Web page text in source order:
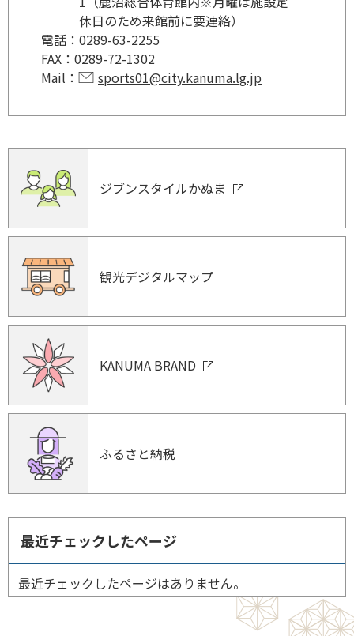
休日のため来館前に要連絡）
電話： 0289-63-2255
FAX： 0289-72-1302
Mail：
sports01@city.kanuma.lg.jp
ジブンスタイルかぬま
観光デジタルマップ
KANUMA BRAND
ふるさと納税
最近チェックしたページ
最近チェックしたページはありません。